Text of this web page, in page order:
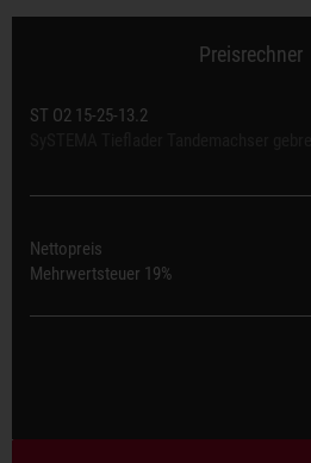
Preisrechner
ST O2 15-25-13.2
Nettopreis
Mehrwertsteuer 19%